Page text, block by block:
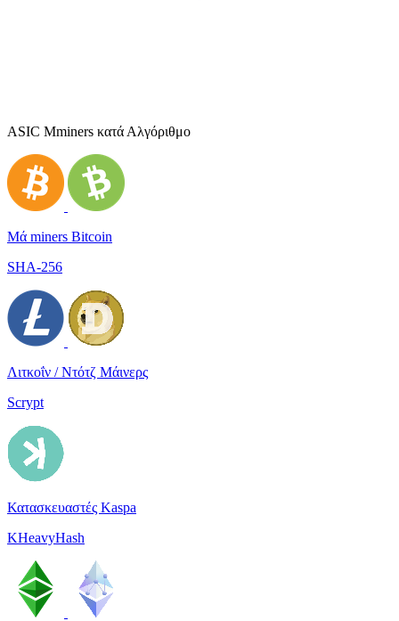
ASIC Μminers κατά Αλγόριθμο
Μά miners Bitcoin
SHA-256
Λιτκοΐν / Ντότζ Μάινερς
Scrypt
Κατασκευαστές Kaspa
KHeavyHash